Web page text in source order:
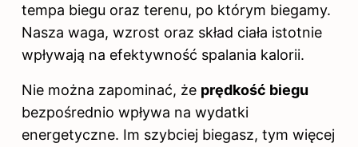
tempa biegu oraz terenu, po którym biegamy.
Nasza waga, wzrost oraz skład ciała istotnie
wpływają na efektywność spalania kalorii.
Nie można zapominać, że prędkość biegu
bezpośrednio wpływa na wydatki
energetyczne. Im szybciej biegasz, tym więcej